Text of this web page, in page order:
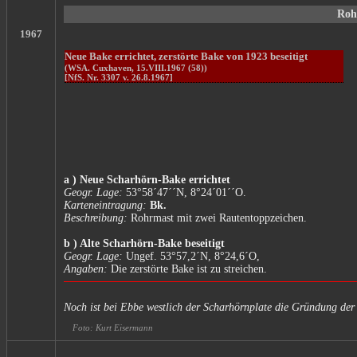
1967
Neue Bake errichtet, zerstörte Bake von 1923 beseitigt
(WSA. Cuxhaven, 15.VIII.1967 (58))
[NfS. Nr. 3307 v. 26.8.1967]
a ) Neue Scharhörn-Bake errichtet
Geogr. Lage: 53°58´47´´N, 8°24´01´´O.
Karteneintragung: Bk.
Beschreibung: Rohrmast mit zwei Rautentoppzeichen.
b ) Alte Scharhörn-Bake beseitigt
Geogr. Lage: Ungef. 53°57,2´N, 8°24,6´O,
Angaben: Die zerstörte Bake ist zu streichen.
Noch ist bei Ebbe westlich der Scharhörnplate die Gründung
Foto: Kurt Eisermann